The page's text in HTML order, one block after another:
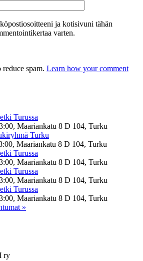
ja kotisivuni tähän
varten.
spam. Learn how your comment
Turussa
Maariankatu 8 D 104, Turku
Turku
Maariankatu 8 D 104, Turku
Turussa
Maariankatu 8 D 104, Turku
Turussa
Maariankatu 8 D 104, Turku
Turussa
Maariankatu 8 D 104, Turku
»
ry